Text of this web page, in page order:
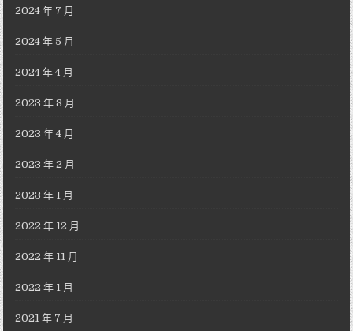
2024 年 7 月
2024 年 5 月
2024 年 4 月
2023 年 8 月
2023 年 4 月
2023 年 2 月
2023 年 1 月
2022 年 12 月
2022 年 11 月
2022 年 1 月
2021 年 7 月